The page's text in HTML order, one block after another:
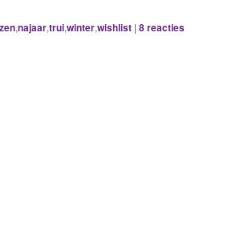
,najaar,trui,winter,wishlist | 8reacties